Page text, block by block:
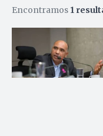
Encontramos 1